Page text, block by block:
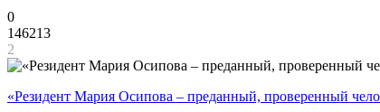
0
146213
2
«Резидент Мария Осипова – преданный, проверенный